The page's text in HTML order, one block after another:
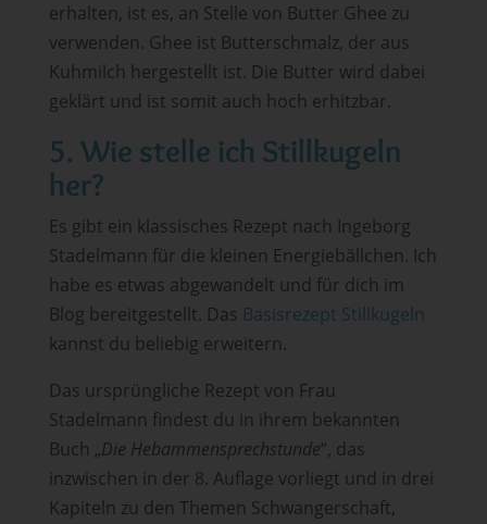
erhalten, ist es, an Stelle von Butter Ghee zu
verwenden. Ghee ist Butterschmalz, der aus
Kuhmilch hergestellt ist. Die Butter wird dabei
geklärt und ist somit auch hoch erhitzbar.
5. Wie stelle ich Stillkugeln
her?
Es gibt ein klassisches Rezept nach Ingeborg
Stadelmann für die kleinen Energiebällchen. Ich
habe es etwas abgewandelt und für dich im
Blog bereitgestellt. Das Basisrezept Stillkugeln
kannst du beliebig erweitern.
Das ursprüngliche Rezept von Frau
Stadelmann findest du in ihrem bekannten
Buch „Die Hebammensprechstunde“, das
inzwischen in der 8. Auflage vorliegt und in drei
Kapiteln zu den Themen Schwangerschaft,